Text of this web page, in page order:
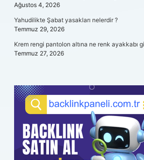
Ağustos 4, 2026
Yahudilikte Şabat yasakları nelerdir ?
Temmuz 29, 2026
Krem rengi pantolon altına ne renk ayakkabı
Temmuz 27, 2026